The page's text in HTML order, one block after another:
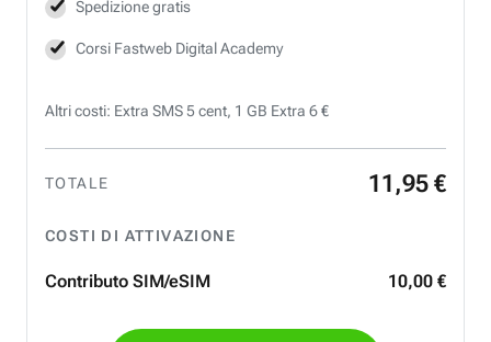
Spedizione gratis
Corsi Fastweb Digital Academy
Altri costi: Extra SMS 5 cent, 1 GB Extra 6 €
TOTALE 11 ,95 €
COSTI DI ATTIVAZIONE
Contributo SIM/eSIM 10,00 €